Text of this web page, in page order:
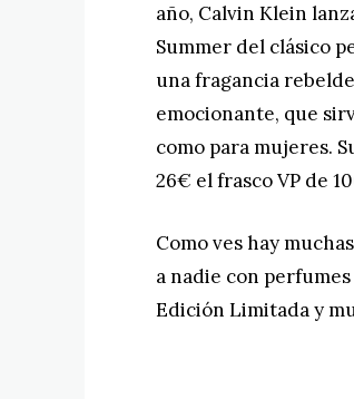
año, Calvin Klein
Summer del clásico
una fragancia
emocionante, que
como para mujeres.
26€ el frasco VP de
Como ves hay
a nadie con
Edición Limitada y